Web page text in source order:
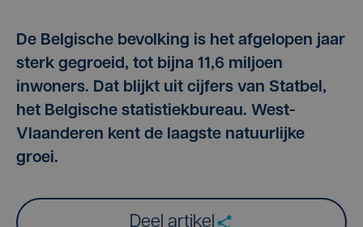
De Belgische bevolking is het afgelopen jaar
sterk gegroeid, tot bijna 11,6 miljoen
inwoners. Dat blijkt uit cijfers van Statbel,
het Belgische statistiekbureau. West-
Vlaanderen kent de laagste natuurlijke
groei.
Deel artikel